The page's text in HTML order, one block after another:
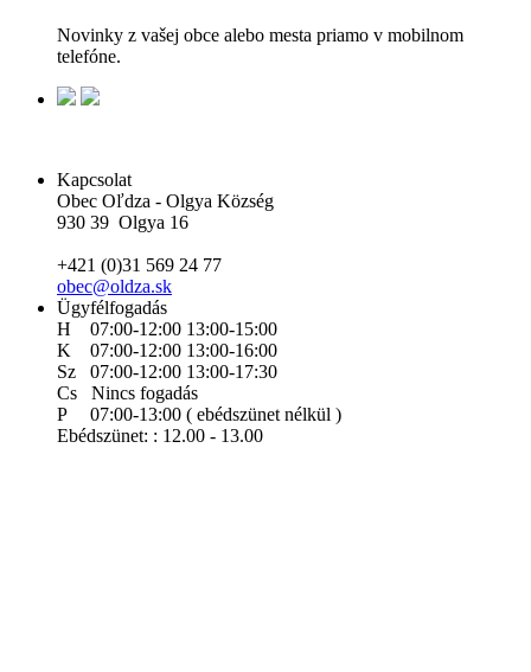
Novinky z vašej obce alebo mesta priamo v mobilnom
telefóne.
Kapcsolat
Obec Oľdza - Olgya Község
930 39 Olgya 16
+421 (0)31 569 24 77
obec@oldza.sk
Ügyfélfogadás
H 07:00-12:00 13:00-15:00
K 07:00-12:00 13:00-16:00
Sz 07:00-12:00 13:00-17:30
Cs Nincs fogadás
P 07:00-13:00 ( ebédszünet nélkül )
Ebédszünet: : 12.00 - 13.00